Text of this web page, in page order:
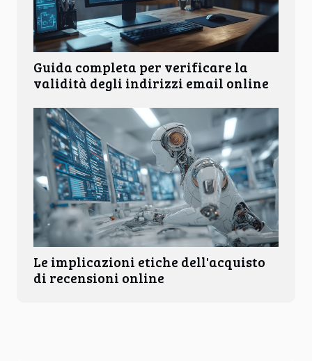
Guida completa per verificare la
validità degli indirizzi email online
Le implicazioni etiche dell'acquisto
di recensioni online